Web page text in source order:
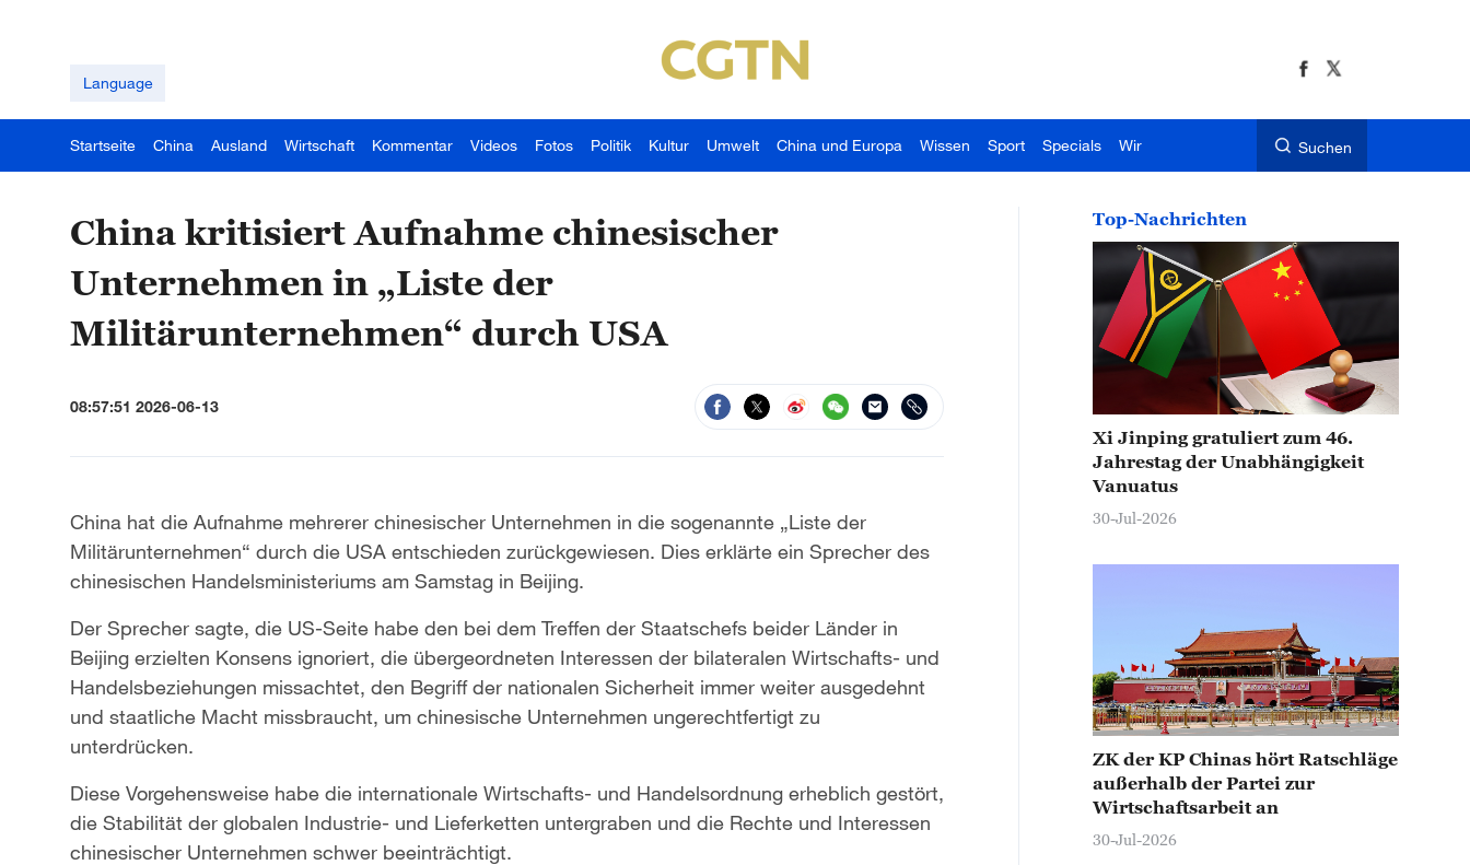
Language
Startseite China Ausland Wirtschaft Kommentar Videos Fotos Politik Kultur Umwelt China und Europa Wissen Sport Specials Wir Suchen
China kritisiert Aufnahme chinesischer
Unternehmen in „Liste der
Militärunternehmen“ durch USA
08:57:51 2026-06-13
China hat die Aufnahme mehrerer chinesischer Unternehmen in die sogenannte „Liste der
Militärunternehmen“ durch die USA entschieden zurückgewiesen. Dies erklärte ein Sprecher des
chinesischen Handelsministeriums am Samstag in Beijing.
Der Sprecher sagte, die US-Seite habe den bei dem Treffen der Staatschefs beider Länder in
Beijing erzielten Konsens ignoriert, die übergeordneten Interessen der bilateralen Wirtschafts- und
Handelsbeziehungen missachtet, den Begriff der nationalen Sicherheit immer weiter ausgedehnt
und staatliche Macht missbraucht, um chinesische Unternehmen ungerechtfertigt zu
unterdrücken.
Diese Vorgehensweise habe die internationale Wirtschafts- und Handelsordnung erheblich gestört,
die Stabilität der globalen Industrie- und Lieferketten untergraben und die Rechte und Interessen
chinesischer Unternehmen schwer beeinträchtigt.
Top-Nachrichten
Xi Jinping gratuliert zum 46.
Jahrestag der Unabhängigkeit
Vanuatus
30-Jul-2026
ZK der KP Chinas hört Ratschläge
außerhalb der Partei zur
Wirtschaftsarbeit an
30-Jul-2026